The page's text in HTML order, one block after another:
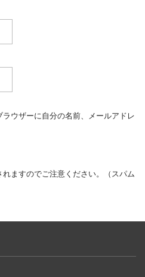
ウザーに自分の名前、メールアドレ
ますのでご注意ください。（スパム